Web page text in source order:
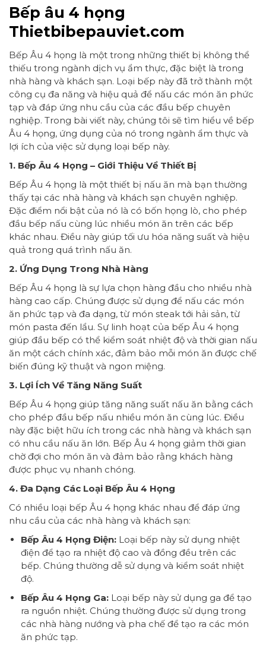
Bếp âu 4 họng
Thietbibepauviet.com
Bếp Âu 4 họng là một trong những thiết bị không thể
thiếu trong ngành dịch vụ ẩm thực, đặc biệt là trong
nhà hàng và khách sạn. Loại bếp này đã trở thành một
công cụ đa năng và hiệu quả để nấu các món ăn phức
tạp và đáp ứng nhu cầu của các đầu bếp chuyên
nghiệp. Trong bài viết này, chúng tôi sẽ tìm hiểu về bếp
Âu 4 họng, ứng dụng của nó trong ngành ẩm thực và
lợi ích của việc sử dụng loại bếp này.
1. Bếp Âu 4 Họng – Giới Thiệu Về Thiết Bị
Bếp Âu 4 họng là một thiết bị nấu ăn mà bạn thường
thấy tại các nhà hàng và khách sạn chuyên nghiệp.
Đặc điểm nổi bật của nó là có bốn họng lò, cho phép
đầu bếp nấu cùng lúc nhiều món ăn trên các bếp
khác nhau. Điều này giúp tối ưu hóa năng suất và hiệu
quả trong quá trình nấu ăn.
2. Ứng Dụng Trong Nhà Hàng
Bếp Âu 4 họng là sự lựa chọn hàng đầu cho nhiều nhà
hàng cao cấp. Chúng được sử dụng để nấu các món
ăn phức tạp và đa dạng, từ món steak tới hải sản, từ
món pasta đến lẩu. Sự linh hoạt của bếp Âu 4 họng
giúp đầu bếp có thể kiểm soát nhiệt độ và thời gian nấu
ăn một cách chính xác, đảm bảo mỗi món ăn được chế
biến đúng kỹ thuật và ngon miệng.
3. Lợi Ích Về Tăng Năng Suất
Bếp Âu 4 họng giúp tăng năng suất nấu ăn bằng cách
cho phép đầu bếp nấu nhiều món ăn cùng lúc. Điều
này đặc biệt hữu ích trong các nhà hàng và khách sạn
có nhu cầu nấu ăn lớn. Bếp Âu 4 họng giảm thời gian
chờ đợi cho món ăn và đảm bảo rằng khách hàng
được phục vụ nhanh chóng.
4. Đa Dạng Các Loại Bếp Âu 4 Họng
Có nhiều loại bếp Âu 4 họng khác nhau để đáp ứng
nhu cầu của các nhà hàng và khách sạn:
Bếp Âu 4 Họng Điện:Loại bếp này sử dụng nhiệt
điện để tạo ra nhiệt độ cao và đồng đều trên các
bếp. Chúng thường dễ sử dụng và kiểm soát nhiệt
độ.
Bếp Âu 4 Họng Ga:Loại bếp này sử dụng ga để tạo
ra nguồn nhiệt. Chúng thường được sử dụng trong
các nhà hàng nướng và pha chế để tạo ra các món
ăn phức tạp.